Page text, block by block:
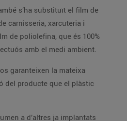
s’ha substituït el film de
carnisseria, xarcuteria i
de poliolefina, que és 100%
amb el medi ambient.
garanteixen la mateixa
del producte que el plàstic
a d’altres ja implantats